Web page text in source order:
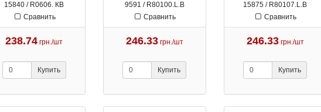
15840 / R0606. КВ
Сравнить
238.74 грн./шт
Купить
9591 / R80100.L.B
Сравнить
246.33 грн./шт
Купить
15875 / R80107.L.B
Сравнить
246.33 грн./шт
Купить